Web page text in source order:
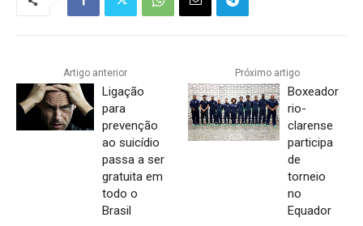
Artigo anterior
Ligação
para
prevenção
ao suicídio
passa a ser
gratuita em
todo o
Brasil
Próximo artigo
Boxeador
rio-
clarense
participa
de
torneio
no
Equador